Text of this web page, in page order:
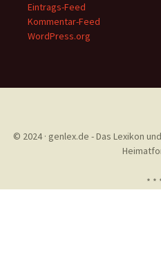
Eintrags-Feed
Kommentar-Feed
WordPress.org
© 2024 · genlex.de - Das Lexikon
* *